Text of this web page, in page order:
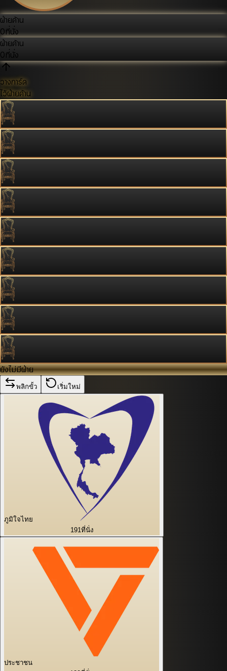
ฝ่ายค้าน
0ที่นั่ง
ฝ่ายค้าน
0ที่นั่ง
วางการ์ด
ไว้ฝ่ายค้าน
ยังไม่มีฝ่าย
พลิกขั้ว เริ่มใหม่
ภูมิใจไทย
191ที่นั่ง
ประชาชน